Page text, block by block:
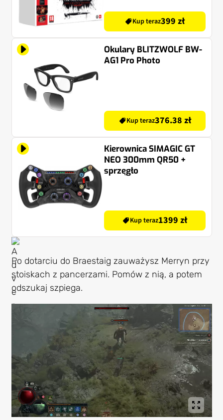
Kup teraz399 zł
Okulary BLITZWOLF BW-
AG1 Pro Photo
Kup teraz376.38 zł
Kierownica SIMAGIC GT
NEO 300mm QR50 +
sprzęgło
Kup teraz1399 zł
Po dotarciu do Braestaig zauważysz Merryn przy
stoiskach z pancerzami. Pomów z nią, a potem
odszukaj szpiega.